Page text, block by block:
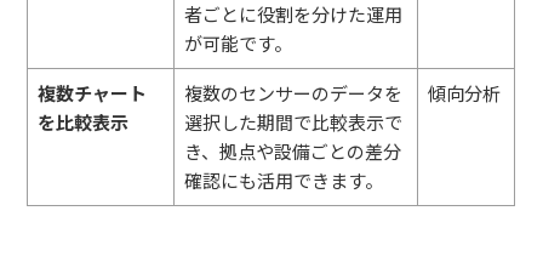
者ごとに役割を分けた運用
が可能です。
複数チャート
を比較表示
複数のセンサーのデータを
選択した期間で比較表示で
き、拠点や設備ごとの差分
確認にも活用できます。
傾向分析